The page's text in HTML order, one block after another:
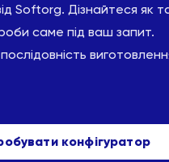
Softorg. Дізнайтеся як
саме під ваш запит.
конфігуратор